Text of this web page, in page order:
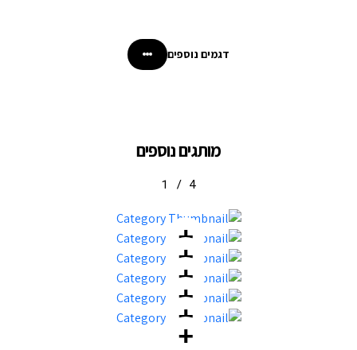
דגמים נוספים
מותגים נוספים
4
/
1